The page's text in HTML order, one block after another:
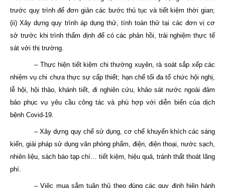
trước quy trình để đơn giản các bước thủ tục và tiết kiệm thời gian;
(ii) Xây dựng quy trình áp dụng thử, tính toán thử tại các đơn vị cơ
sở trước khi trình thẩm định để có các phản hồi, trải nghiệm thực tế
sát với thị trường.
– Thực hiện tiết kiệm chi thường xuyên, rà soát sắp xếp các
nhiệm vụ chi chưa thực sự cấp thiết; hạn chế tối đa tổ chức hội nghị,
lễ hội, hội thảo, khánh tiết, đi nghiên cứu, khảo sát nước ngoài đảm
bảo phục vụ yêu cầu công tác và phù hợp với diễn biến của dịch
bệnh Covid-19.
– Xây dựng quy chế sử dụng, cơ chế khuyến khích các sáng
kiến, giải pháp sử dụng văn phòng phẩm, điện, điện thoại, nước sạch,
nhiên liệu, sách báo tạp chí… tiết kiệm, hiệu quả, tránh thất thoát lãng
phí.
– Việc mua sắm tuân thủ theo đúng các quy định hiện hành